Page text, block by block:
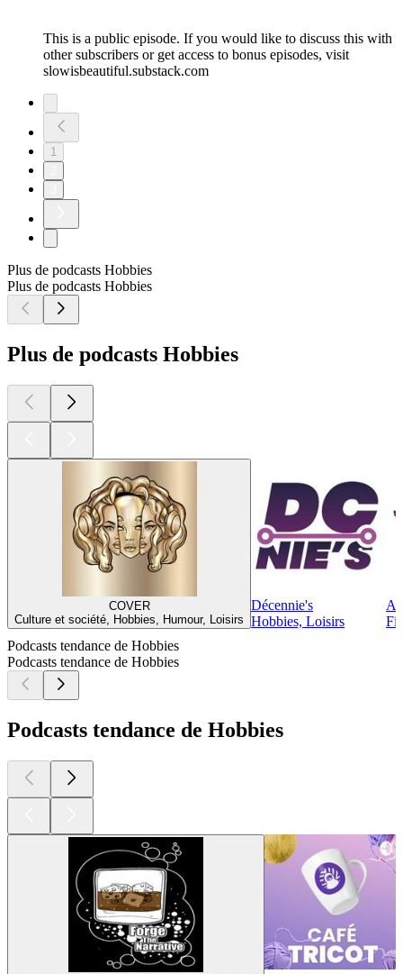
This is a public episode. If you would like to discuss this with
other subscribers or get access to bonus episodes, visit
slowisbeautiful.substack.com
1
Plus de podcasts Hobbies
Plus de podcasts Hobbies
Plus de podcasts Hobbies
COVER
Culture et société, Hobbies, Humour, Loisirs
Décennie's
Hobbies, Loisirs
Podcasts tendance de Hobbies
Podcasts tendance de Hobbies
Podcasts tendance de Hobbies